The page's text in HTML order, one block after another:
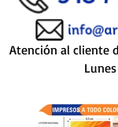
Atención al cliente